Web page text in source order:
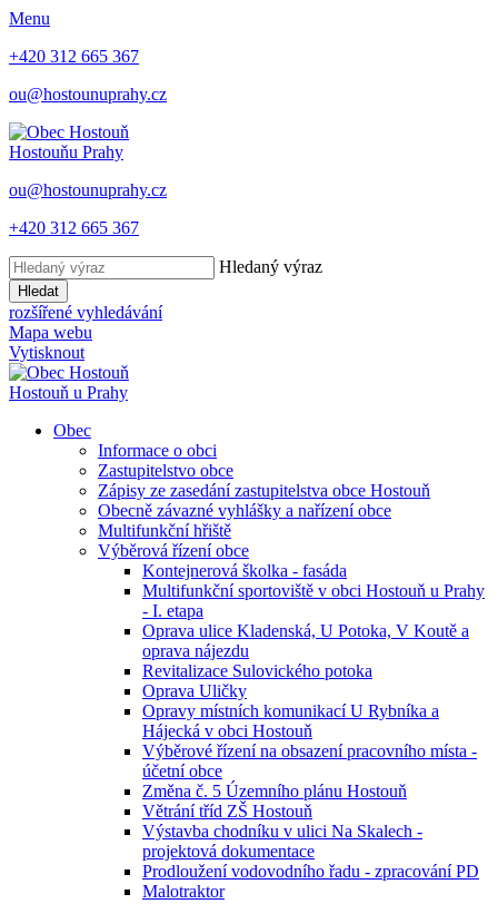
Menu
+420 312 665 367
ou@hostounuprahy.cz
Hostouňu Prahy
ou@hostounuprahy.cz
+420 312 665 367
Hledaný výraz
Hledat
rozšířené vyhledávání
Mapa webu
Vytisknout
Hostouň u Prahy
Obec
Informace o obci
Zastupitelstvo obce
Zápisy ze zasedání zastupitelstva obce Hostouň
Obecně závazné vyhlášky a nařízení obce
Multifunkční hřiště
Výběrová řízení obce
Kontejnerová školka - fasáda
Multifunkční sportoviště v obci Hostouň u Prahy
- I. etapa
Oprava ulice Kladenská, U Potoka, V Koutě a
oprava nájezdu
Revitalizace Sulovického potoka
Oprava Uličky
Opravy místních komunikací U Rybníka a
Hájecká v obci Hostouň
Výběrové řízení na obsazení pracovního místa -
účetní obce
Změna č. 5 Územního plánu Hostouň
Větrání tříd ZŠ Hostouň
Výstavba chodníku v ulici Na Skalech -
projektová dokumentace
Prodloužení vodovodního řadu - zpracování PD
Malotraktor